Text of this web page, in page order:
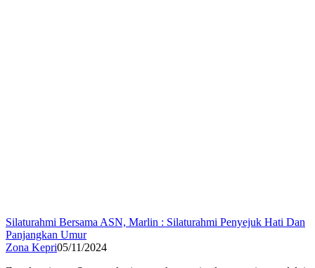
Silaturahmi Bersama ASN, Marlin : Silaturahmi Penyejuk Hati Dan
Panjangkan Umur
Zona Kepri05/11/2024